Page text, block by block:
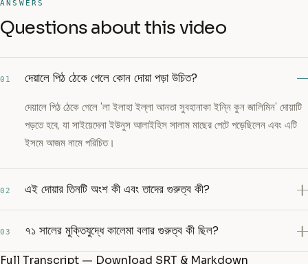
ANSWERS
Questions about this video
01 দেয়ালে পিঠ ঠেকে গেলে কোন দোয়া পড়া উচিত?
দেয়ালে পিঠ ঠেকে গেলে 'লা ইলাহা ইল্লা আনতা সুবহানাকা ইন্নি কুন জালিমিন' দোয়াটি
পড়তে হবে, যা সাইয়েদেনা ইউনুস আলাইহিস সালাম মাছের পেটে পড়েছিলেন এবং এটি
ইসমে আজম নামে পরিচিত।
02 এই দোয়ার তিনটি অংশ কী এবং তাদের গুরুত্ব কী?
03 ৭১ সালের মুক্তিযুদ্ধে কালেমা বলার গুরুত্ব কী ছিল?
Full Transcript — Download SRT & Markdown